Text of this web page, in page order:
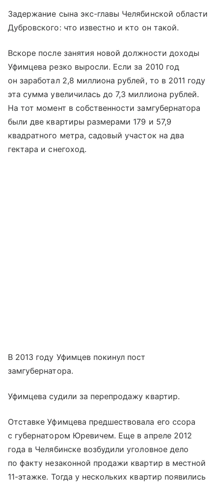
Задержание сына экс-главы Челябинской области
Дубровского: что известно и кто он такой.
Вскоре после занятия новой должности доходы
Уфимцева резко выросли. Если за 2010 год
он заработал 2,8 миллиона рублей, то в 2011 году
эта сумма увеличилась до 7,3 миллиона рублей.
На тот момент в собственности замгубернатора
были две квартиры размерами 179 и 57,9
квадратного метра, садовый участок на два
гектара и снегоход.
В 2013 году Уфимцев покинул пост
замгубернатора.
Уфимцева судили за перепродажу квартир.
Отставке Уфимцева предшествовала его ссора
с губернатором Юревичем. Еще в апреле 2012
года в Челябинске возбудили уголовное дело
по факту незаконной продажи квартир в местной
11-этажке. Тогда у нескольких квартир появились